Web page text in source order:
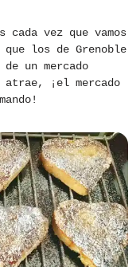
vez que vamos
los de Grenoble
un mercado
¡el mercado